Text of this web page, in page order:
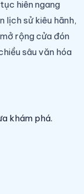
hiên ngang
lịch sử kiêu hãnh,
rộng cửa đón
sâu văn hóa
khám phá.